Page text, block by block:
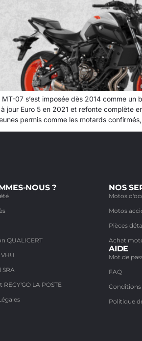
MT-07 s’est imposée dès 2014 comme
à jour Euro 5 en 2021 et refonte complète
permis comme les motards
NOUS ?
QUALICERT
SRA
LA POSTE
NOS
Motos
Motos
Pièces
Achat
AIDE
Mot de
FAQ
Conditions
Politique